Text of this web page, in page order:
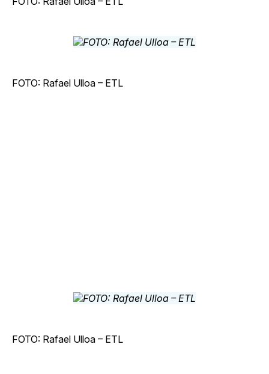
FOTO: Rafael Ulloa – ETL
FOTO: Rafael Ulloa – ETL